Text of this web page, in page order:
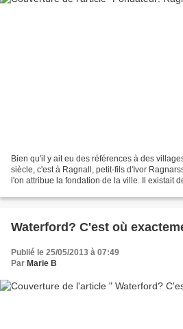
Bien qu'il y ait eu des références à des
siècle, c'est à Ragnall, petit-fils d'Ivor
l'on attribue la fondation de la ville. Il existait
Waterford? C'est où
Publié le 25/05/2013 à 07:49
Par Marie B